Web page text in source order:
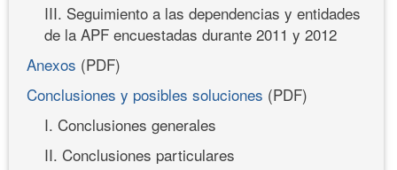
III. Seguimiento a las dependencias y entidades
de la APF encuestadas durante 2011 y 2012
Anexos (PDF)
Conclusiones y posibles soluciones (PDF)
I. Conclusiones generales
II. Conclusiones particulares